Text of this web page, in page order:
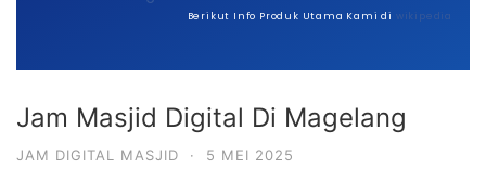
Berikut Info Produk Utama Kami di wikipedia
Jam Masjid Digital Di Magelang
JAM DIGITAL MASJID · 5 MEI 2025